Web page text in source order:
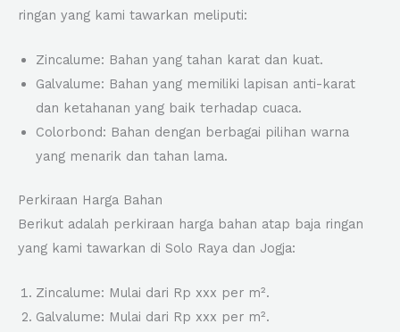
ringan yang kami tawarkan meliputi:
Zincalume: Bahan yang tahan karat dan kuat.
Galvalume: Bahan yang memiliki lapisan anti-karat
dan ketahanan yang baik terhadap cuaca.
Colorbond: Bahan dengan berbagai pilihan warna
yang menarik dan tahan lama.
Perkiraan Harga Bahan
Berikut adalah perkiraan harga bahan atap baja ringan
yang kami tawarkan di Solo Raya dan Jogja:
Zincalume: Mulai dari Rp xxx per m².
Galvalume: Mulai dari Rp xxx per m².